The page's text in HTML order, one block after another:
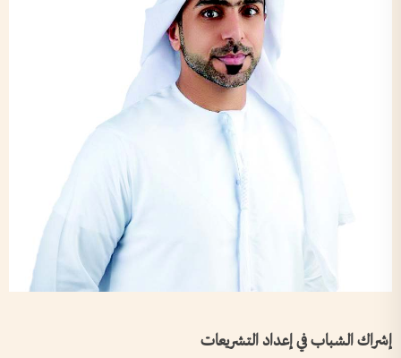
إشراك الشباب في إعداد التشريعات